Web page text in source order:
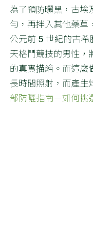
為了預防曬黑，古埃
勻，再拌入其他藥草
公元前 5 世紀的古
天格鬥競技的男性，
的真實描繪。而這麼
長時間照射，而產生
部防曬指南－如何挑